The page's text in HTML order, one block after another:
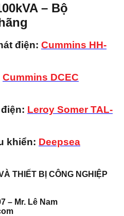
– Bộ
điện: Cummins HH-
Cummins DCEC
Leroy Somer TAL-
khiển: Deepsea
THIẾT BỊ CÔNG NGHIỆP
– Mr. Lê Nam